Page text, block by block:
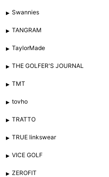
Swannies
TANGRAM
TaylorMade
THE GOLFER'S JOURNAL
TMT
tovho
TRATTO
TRUE linkswear
VICE GOLF
ZEROFIT